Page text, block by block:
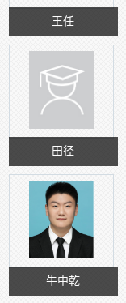
王任
田径
牛中乾